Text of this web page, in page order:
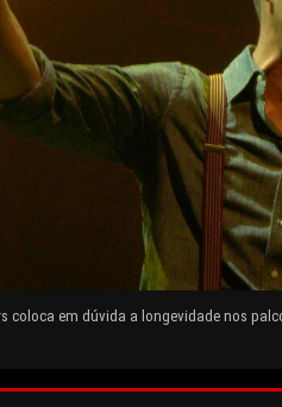
coloca em dúvida a longevidade nos